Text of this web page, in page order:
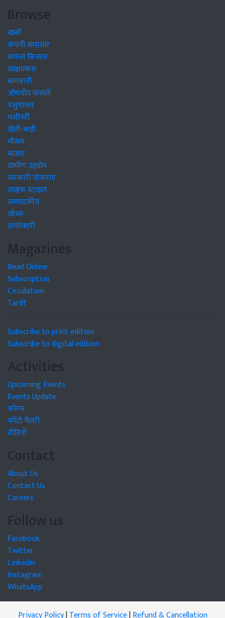
Browse
खबरें
कंपनी समाचार
सफल किसान
साक्षात्कार
बागवानी
औषधीय फसलें
पशुपालन
मशीनरी
खेती-बाड़ी
मौसम
बाजार
ग्रामीण उद्द्योग
सरकारी योजनाएं
लाइफ स्टाइल
सम्पादकीय
जॉब्स
डायरेक्टरी
Magazines
Read Online
Subscription
Circulation
Tariff
Subscribe to print edition
Subscribe to digital edition
Activities
Upcoming Events
Events Update
फोरम
फोटो गैलरी
वीडियो
Contact
About Us
Contact Us
Careers
Follow us
Facebook
Twitter
LinkedIn
Instagram
WhatsApp